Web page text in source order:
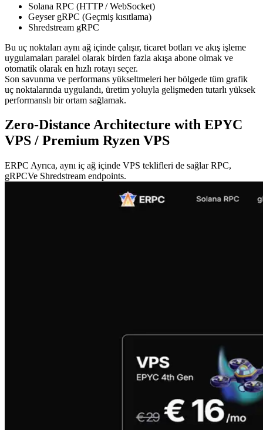
Solana RPC (HTTP / WebSocket)
Geyser gRPC (Geçmiş kısıtlama)
Shredstream gRPC
Bu uç noktaları aynı ağ içinde çalışır, ticaret botları ve akış işleme
uygulamaları paralel olarak birden fazla akışa abone olmak ve
otomatik olarak en hızlı rotayı seçer.
Son savunma ve performans yükseltmeleri her bölgede tüm grafik
uç noktalarında uygulandı, üretim yoluyla gelişmeden tutarlı yüksek
performanslı bir ortam sağlamak.
Zero-Distance Architecture with EPYC
VPS / Premium Ryzen VPS
ERPC Ayrıca, aynı iç ağ içinde VPS teklifleri de sağlar RPC,
gRPCVe Shredstream endpoints.